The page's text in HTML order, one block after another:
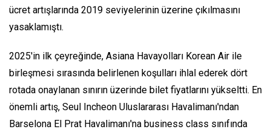
ücret artışlarında 2019 seviyelerinin üzerine çıkılmasını
yasaklamıştı.
2025'in ilk çeyreğinde, Asiana Havayolları Korean Air ile
birleşmesi sırasında belirlenen koşulları ihlal ederek dört
rotada onaylanan sınırın üzerinde bilet fiyatlarını yükseltti. En
önemli artış, Seul Incheon Uluslararası Havalimanı'ndan
Barselona El Prat Havalimanı'na business class sınıfında